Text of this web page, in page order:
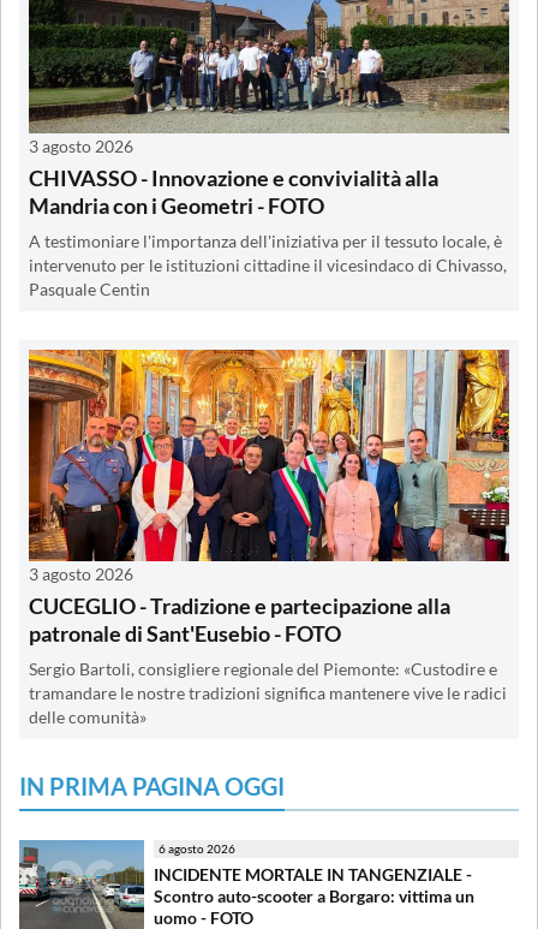
3 agosto 2026
CHIVASSO - Innovazione e convivialità alla
Mandria con i Geometri - FOTO
A testimoniare l'importanza dell'iniziativa per il tessuto locale, è
intervenuto per le istituzioni cittadine il vicesindaco di Chivasso,
Pasquale Centin
3 agosto 2026
CUCEGLIO - Tradizione e partecipazione alla
patronale di Sant'Eusebio - FOTO
Sergio Bartoli, consigliere regionale del Piemonte: «Custodire e
tramandare le nostre tradizioni significa mantenere vive le radici
delle comunità»
IN PRIMA PAGINA OGGI
6 agosto 2026
INCIDENTE MORTALE IN TANGENZIALE -
Scontro auto-scooter a Borgaro: vittima un
uomo - FOTO